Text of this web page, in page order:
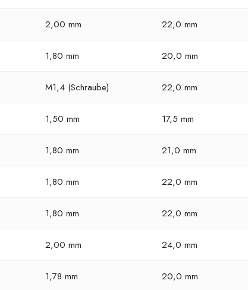
2,00 mm 22,0 mm
1,80 mm 20,0 mm
M1,4 (Schraube) 22,0 mm
1,50 mm 17,5 mm
1,80 mm 21,0 mm
1,80 mm 22,0 mm
1,80 mm 22,0 mm
2,00 mm 24,0 mm
1,78 mm 20,0 mm